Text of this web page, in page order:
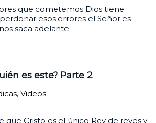
que cometemos Dios tiene
esos errores el Señor es
saca adelante
es este? Parte 2
, Videos
que Cristo es el único Rey de reyes y